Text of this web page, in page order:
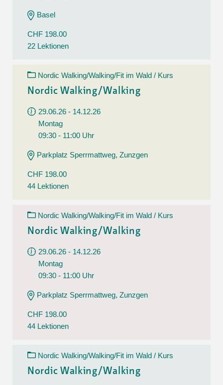
Basel
CHF 198.00
22 Lektionen
Nordic Walking/Walking/Fit im Wald / Kurs
Nordic Walking/Walking
29.06.26 - 14.12.26
Montag
09:30 - 11:00 Uhr
Parkplatz Sperrmattweg, Zunzgen
CHF 198.00
44 Lektionen
Nordic Walking/Walking/Fit im Wald / Kurs
Nordic Walking/Walking
29.06.26 - 14.12.26
Montag
09:30 - 11:00 Uhr
Parkplatz Sperrmattweg, Zunzgen
CHF 198.00
44 Lektionen
Nordic Walking/Walking/Fit im Wald / Kurs
Nordic Walking/Walking